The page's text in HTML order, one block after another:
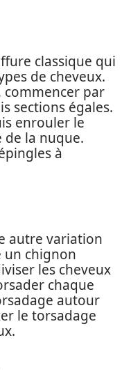
classique qui
de cheveux.
commencer par
sections égales.
enrouler le
de la nuque.
à
autre variation
un chignon
les cheveux
chaque
autour
le torsadage